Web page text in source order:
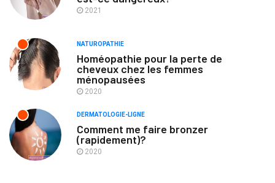
2021
NATUROPATHIE
Homéopathie pour la perte de
cheveux chez les femmes
ménopausées
2020
DERMATOLOGIE-LIGNE
Comment me faire bronzer
(rapidement)?
2020